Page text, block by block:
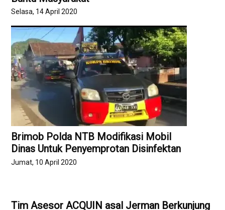
Selasa, 14 April 2020
Brimob Polda NTB Modifikasi Mobil
Dinas Untuk Penyemprotan Disinfektan
Jumat, 10 April 2020
Tim Asesor ACQUIN asal Jerman Berkunjung